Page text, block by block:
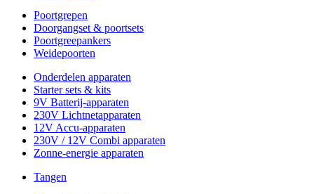
Poortgrepen
Doorgangset & poortsets
Poortgreepankers
Weidepoorten
Onderdelen apparaten
Starter sets & kits
9V Batterij-apparaten
230V Lichtnetapparaten
12V Accu-apparaten
230V / 12V Combi apparaten
Zonne-energie apparaten
Tangen